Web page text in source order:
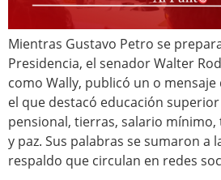
Mientras Gustavo Petro se
Presidencia, el senador Walter
como Wally, publicó un o
el que destacó educación
pensional, tierras, salario
y paz. Sus palabras se sumaron a
respaldo que circulan en redes